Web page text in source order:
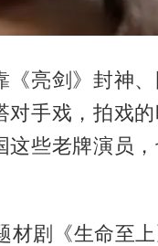
亮剑》封神
手戏，拍戏
这些老牌演员
材剧《生命至